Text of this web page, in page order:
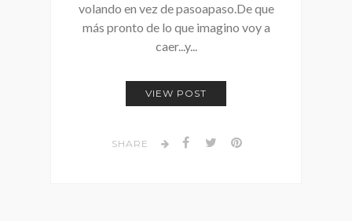
volando en vez de pasoapaso.De que
más pronto de lo que imagino voy a
caer...y...
VIEW POST
SHARE